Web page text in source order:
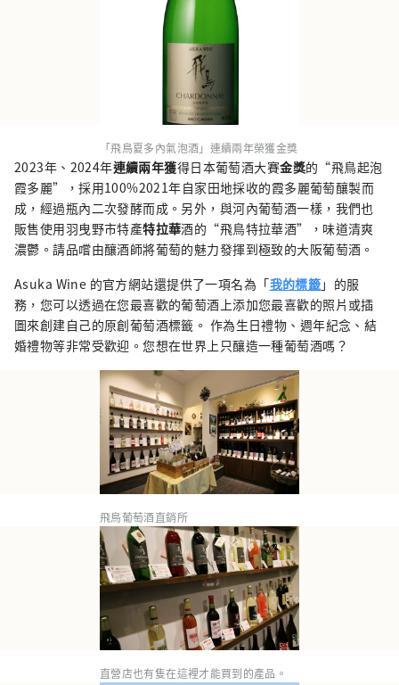
「飛鳥夏多內氣泡酒」連續兩年榮獲金獎
2023年、2024年連續兩年獲得日本葡萄酒大賽金獎的“飛鳥起泡
霞多麗”，採用100%2021年自家田地採收的霞多麗葡萄釀製而
成，經過瓶內二次發酵而成。另外，與河內葡萄酒一樣，我們也
販售使用羽曳野市特產特拉華酒的“飛鳥特拉華酒”，味道清爽
濃鬱。請品嚐由釀酒師將葡萄的魅力發揮到極致的大阪葡萄酒。
Asuka Wine 的官方網站還提供了一項名為「我的標籤」的服
務，您可以透過在您最喜歡的葡萄酒上添加您最喜歡的照片或插
圖來創建自己的原創葡萄酒標籤。 作為生日禮物、週年紀念、結
婚禮物等非常受歡迎。您想在世界上只釀造一種葡萄酒嗎？
飛鳥葡萄酒直銷所
直營店也有隻在這裡才能買到的產品。